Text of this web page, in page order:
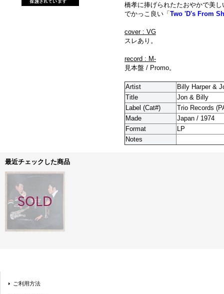
橋孝に捧げられたたおやかで美し
でかっこ良い「 Two 'D's From
cover : VG
スレあり。
record : M-
見本盤 / Promo。
Artist
Billy Harper &
Title
Jon & Billy
Label (Cat#)
Trio Records
Made
Japan / 1974
Format
LP
Notes
最近チェックした商品
ご利用方法